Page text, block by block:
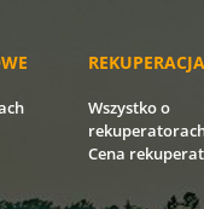
REKUPERACJA
Wszystko o
Cena